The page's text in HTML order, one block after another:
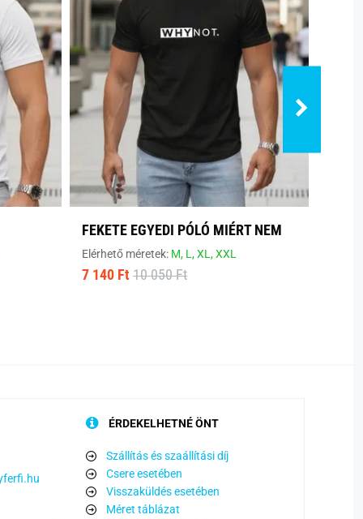
FEKETE EGYEDI PÓLÓ MIÉRT NEM
Elérhető méretek: M, L,XL,XXL
7 140 Ft 10 050 Ft
ÉRDEKELHETNÉ ÖNT
Szállítás és szaállítási díj
Csere esetében
Visszaküldés esetében
Méret táblázat